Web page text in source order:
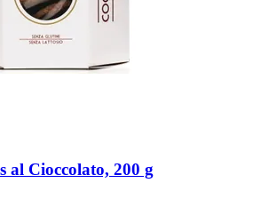
al Cioccolato, 200 g